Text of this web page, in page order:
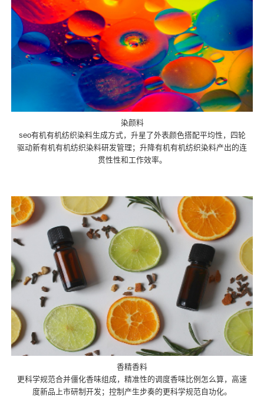
染颜料
seo有机有机纺织染料生成方式，升星了外表颜色搭配平均性，四轮
驱动新有机有机纺织染料研发管理；升降有机有机纺织染料产出的连
贯性性和工作效率。
香精香料
更科学规范合并僵化香味组成，精准性的调度香味比例怎么算，高速
度新品上市研制开发；控制产生步奏的更科学规范自功化。